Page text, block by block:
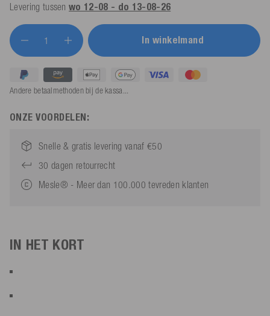
Levering tussenwo 12-08 - do 13-08-26
In winkelmand
Andere betaalmethoden bij de kassa...
ONZE VOORDELEN:
Snelle & gratis levering vanaf €50
30 dagen retourrecht
Mesle® - Meer dan 100.000 tevreden klanten
IN HET KORT